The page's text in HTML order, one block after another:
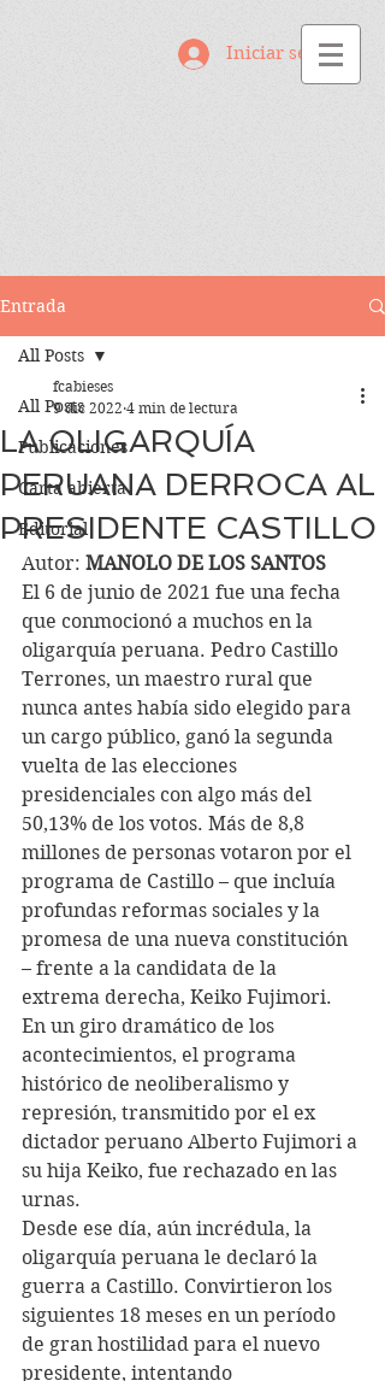
Iniciar sesión
Entrada
All Posts
Publicaciones
Carta abierta
Editorial
All Posts
LA OLIGARQUÍA
PERUANA DERROCA AL
PRESIDENTE CASTILLO
fcabieses
9 dic 2022 4 min de lectura
Autor: MANOLO DE LOS SANTOS
El 6 de junio de 2021 fue una fecha
que conmocionó a muchos en la
oligarquía peruana. Pedro Castillo
Terrones, un maestro rural que
nunca antes había sido elegido para
un cargo público, ganó la segunda
vuelta de las elecciones
presidenciales con algo más del
50,13% de los votos. Más de 8,8
millones de personas votaron por el
programa de Castillo – que incluía
profundas reformas sociales y la
promesa de una nueva constitución
– frente a la candidata de la
extrema derecha, Keiko Fujimori.
En un giro dramático de los
acontecimientos, el programa
histórico de neoliberalismo y
represión, transmitido por el ex
dictador peruano Alberto Fujimori a
su hija Keiko, fue rechazado en las
urnas.
Desde ese día, aún incrédula, la
oligarquía peruana le declaró la
guerra a Castillo. Convirtieron los
siguientes 18 meses en un período
de gran hostilidad para el nuevo
presidente, intentando